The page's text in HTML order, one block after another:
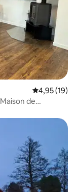
Évaluation
4,95 (19)
de